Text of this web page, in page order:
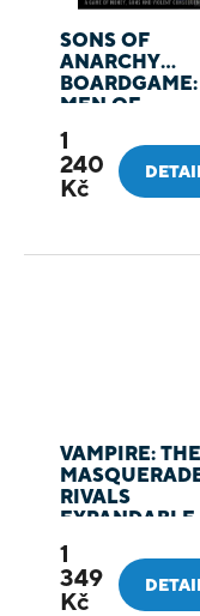
SONS OF
ANARCHY
BOARDGAME:
MEN OF
1
240
Kč
VAMPIRE: THE
RIVALS
EXPANDABLE
CARD GAME
HUNTERS &
HUNTED
1
349
Kč